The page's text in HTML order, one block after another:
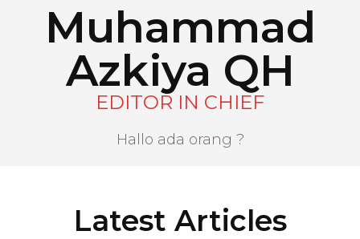
Muhammad
Azkiya QH
EDITOR IN CHIEF
Hallo ada orang ?
Latest Articles